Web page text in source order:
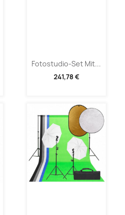
Fotostudio-Set Mit...
241,78 €